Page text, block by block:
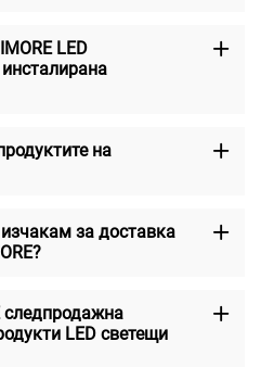
LED
на
за доставка
следпродажна
LED светещи